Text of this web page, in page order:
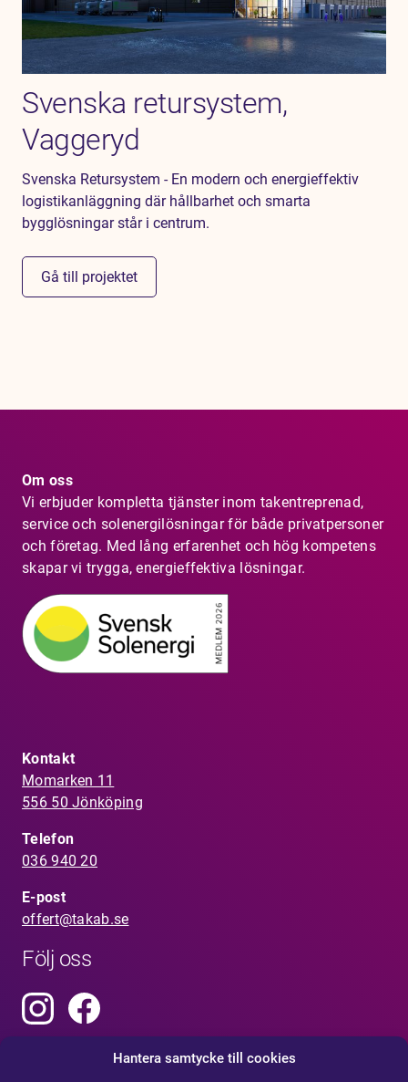
Hantera samtycke till cookies
Svenska retursystem,
Vaggeryd
Svenska Retursystem - En modern och energieffektiv
logistikanläggning där hållbarhet och smarta
bygglösningar står i centrum.
Gå till projektet
Om oss
Vi erbjuder kompletta tjänster inom takentreprenad,
service och solenergilösningar för både privatpersoner
och företag. Med lång erfarenhet och hög kompetens
skapar vi trygga, energieffektiva lösningar.
Kontakt
Momarken 11
556 50 Jönköping
Telefon
036 940 20
E-post
offert@takab.se
Följ oss